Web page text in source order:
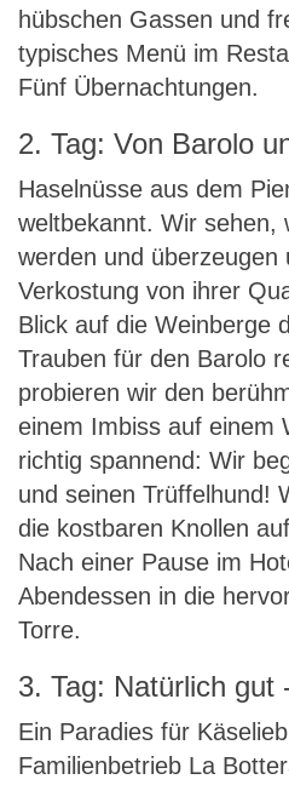
hübschen Gassen und
typisches Menü im
Fünf Übernachtungen.
2. Tag: Von Barolo
Haselnüsse aus dem
weltbekannt. Wir sehen,
werden und überzeugen
Verkostung von ihrer
Blick auf die Weinberge
Trauben für den Barolo
probieren wir den
einem Imbiss auf einem
richtig spannend: Wir
und seinen Trüffelhund!
die kostbaren Knollen
Nach einer Pause im
Abendessen in die
Torre.
3. Tag: Natürlich gut
Ein Paradies für
Familienbetrieb La